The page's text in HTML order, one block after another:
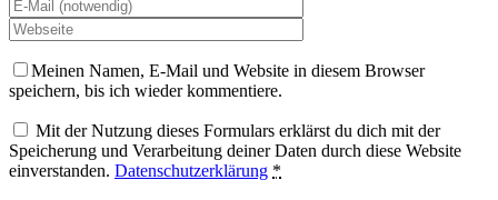
Meinen Namen, E-Mail und Website in diesem Browser
speichern, bis ich wieder kommentiere.
Mit der Nutzung dieses Formulars erklärst du dich mit der
Speicherung und Verarbeitung deiner Daten durch diese Website
einverstanden. Datenschutzerklärung *